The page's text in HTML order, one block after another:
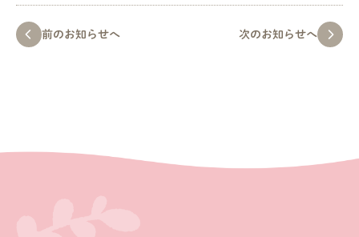
前のお知らせへ 次のお知らせへ